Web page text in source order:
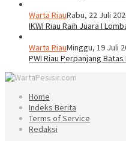
Warta RiauRabu, 22 Juli
IKWI Riau Raih Juara I
Warta RiauMinggu, 19 Juli
PWI Riau Perpanjang
Home
Indeks Berita
Terms of Service
Redaksi